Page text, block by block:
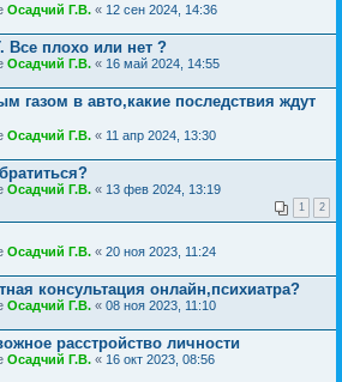
Осадчий Г.В. « 12 сен 2024, 14:36
Все плохо или нет ?
Осадчий Г.В. « 16 май 2024, 14:55
газом в авто,какие последствия ждут
Осадчий Г.В. « 11 апр 2024, 13:30
Осадчий Г.В. « 13 фев 2024, 13:19
1 2
Осадчий Г.В. « 20 ноя 2023, 11:24
консультация онлайн,психиатра?
Осадчий Г.В. « 08 ноя 2023, 11:10
расстройство личности
Осадчий Г.В. « 16 окт 2023, 08:56